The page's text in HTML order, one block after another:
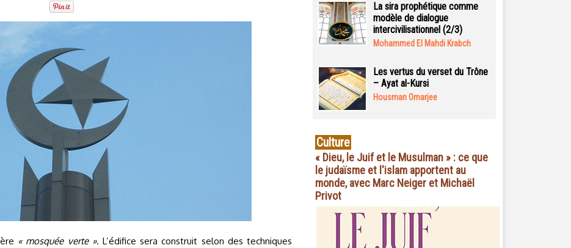
« mosquée verte ». L’édifice sera construit selon des techniques
La sira prophétique comme
modèle de dialogue
intercivilisationnel (2/3)
Mohammed El Mahdi Krabch
Les vertus du verset du Trône
– Ayat al-Kursi
Housman Omarjee
Culture
« Dieu, le Juif et le Musulman » : ce que
le judaïsme et l'islam apportent au
monde, avec Marc Neiger et Michaël
Privot